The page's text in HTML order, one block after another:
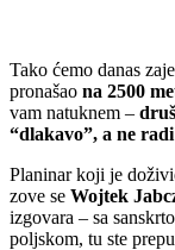
Tako ćemo danas
pronašao na 2500
vam natuknem –
“dlakavo”, a ne
Planinar koji je
zove se Wojtek
izgovara – sa
poljskom, tu ste